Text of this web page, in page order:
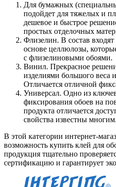
Для бумажных
подойдет для тяжелых и
дешевое и быстрое
простых отделочных
Флизелин. В состав
основе целлюлозы,
с флизелиновыми обоями.
Винил. Прекрасное
изделиями большого веса
Отличается отличной
Универсал. Одно из
фиксирования обоев на
продукта отличается
свойства известны многим.
В этой категории интернет-
возможность купить клей для
продукция тщательно
сертификацию и гарантирует